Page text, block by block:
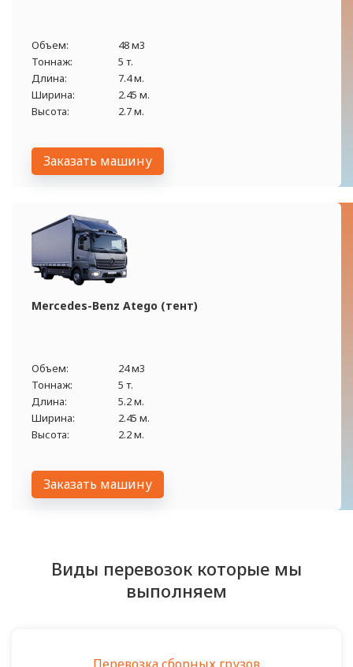
Объем:
48 м3
Тоннаж:
5 т.
Длина:
7.4 м.
Ширина:
2.45 м.
Высота:
2.7 м.
Заказать машину
Mercedes-Benz Atego (тент)
Объем:
24 м3
Тоннаж:
5 т.
Длина:
5.2 м.
Ширина:
2.45 м.
Высота:
2.2 м.
Заказать машину
Виды перевозок которые мы
выполняем